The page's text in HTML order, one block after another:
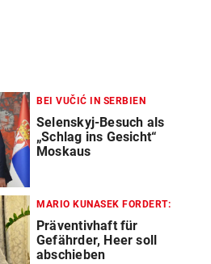
BEI VUČIĆ IN SERBIEN
Selenskyj-Besuch als
„Schlag ins Gesicht“
Moskaus
MARIO KUNASEK FORDERT:
Präventivhaft für
Gefährder, Heer soll
abschieben